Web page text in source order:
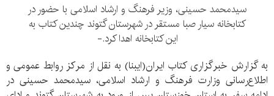
سیدمحمد حسینی، وزیر فرهنگ و ارشاد اسلامی با حضور در
کتابخانه سیار صبا مستقر در شهرستان گتوند چندین کتاب به
این کتابخانه اهدا کرد.-
به گزارش خبرگزاری کتاب ایران(ایبنا) به نقل از مرکز روابط عمومی و
اطلاع‌رسانی وزارت فرهنگ و ارشاد اسلامی، سیدمحمد حسینی در